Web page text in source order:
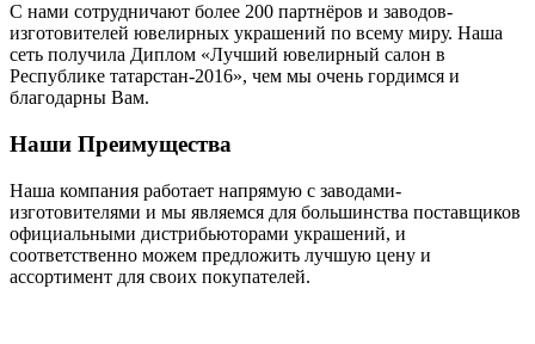
С нами сотрудничают более 200 партнёров и заводов-
изготовителей ювелирных украшений по всему миру. Наша
сеть получила Диплом «Лучший ювелирный салон в
Республике татарстан-2016», чем мы очень гордимся и
благодарны Вам.
Наши Преимущества
Наша компания работает напрямую с заводами-
изготовителями и мы являемся для большинства поставщиков
официальными дистрибьюторами украшений, и
соответственно можем предложить лучшую цену и
ассортимент для своих покупателей.